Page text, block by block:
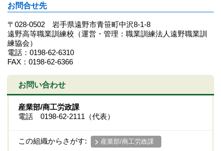
お問合せ先
〒028-0502 岩手県遠野市青笹町中沢8-1-8
遠野高等職業訓練校（運営・管理：職業訓練法人遠野職業訓
練協会）
電話：0198-62-6310
FAX：0198-62-6366
お問い合わせ
産業部/商工労政課
電話 0198-62-2111（代表）
この組織からさがす: 産業部/商工労政課